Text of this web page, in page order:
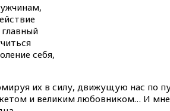
себя,
их в силу, движущую нас по
и великим любовником… И